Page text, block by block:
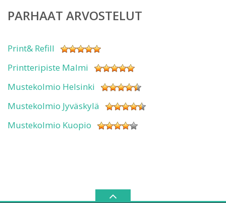
PARHAAT ARVOSTELUT
Print& Refill
Printteripiste Malmi
Mustekolmio Helsinki
Mustekolmio Jyväskylä
Mustekolmio Kuopio